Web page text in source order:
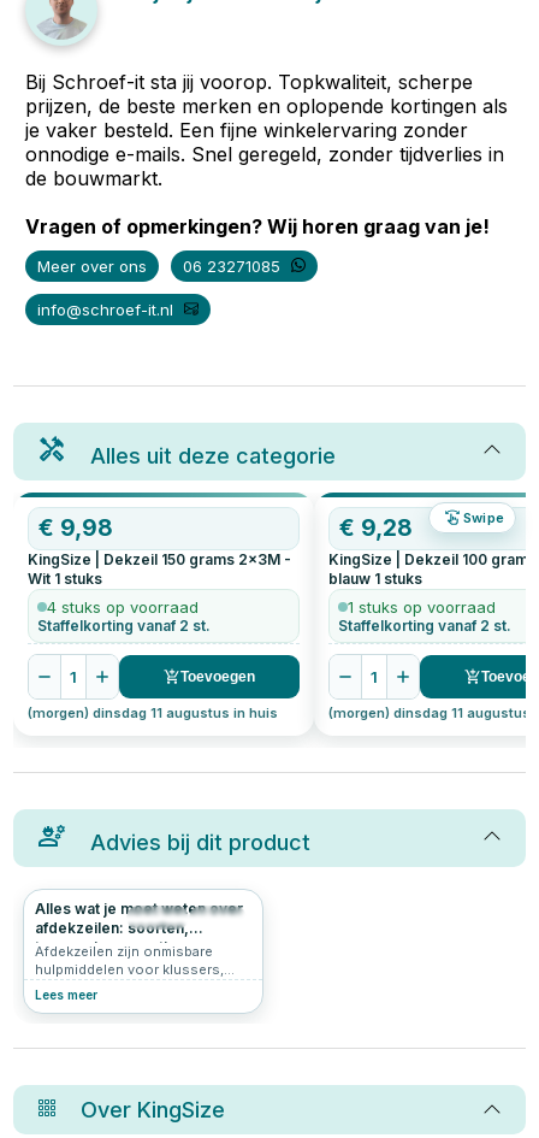
Bij Schroef-it sta jij voorop. Topkwaliteit, scherpe
prijzen, de beste merken en oplopende kortingen als
je vaker besteld. Een fijne winkelervaring zonder
onnodige e-mails. Snel geregeld, zonder tijdverlies in
de bouwmarkt.
Vragen of opmerkingen? Wij horen graag van je!
Meer over ons 06 23271085
info@schroef-it.nl
Alles uit deze categorie
Swipe
€ 9,98
KingSize | Dekzeil 150 grams 2x3M -
Wit 1 stuks
4 stuks op voorraad
Staffelkorting vanaf 2 st.
1 Toevoegen
(morgen) dinsdag 11 augustus in huis
€ 9,28
KingSize | Dekzeil 100
blauw 1 stuks
1 stuks op voorraad
Staffelkorting vanaf 2 st.
1
(morgen) dinsdag 11 augustus
Advies bij dit product
406 4.9
Alles wat je moet weten over
afdekzeilen: soorten,
toepassingen en tips
Afdekzeilen zijn onmisbare
hulpmiddelen voor klussers,
tuiniers en doe-het-zelvers. Ze
moet letten bij de aanschaf van
een afdekzeil, waarvoor je
afdekzeilen kunt gebruiken én
Lees meer
Over KingSize